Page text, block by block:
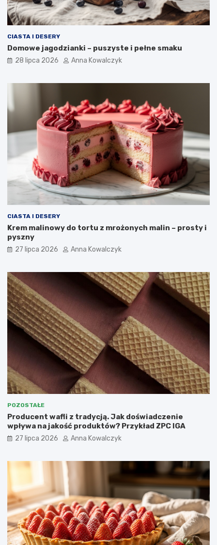
CIASTA I DESERY
Domowe jagodzianki – puszyste i pełne smaku
28 lipca 2026 Anna Kowalczyk
CIASTA I DESERY
Krem malinowy do tortu z mrożonych malin – prosty i
pyszny
27 lipca 2026 Anna Kowalczyk
POZOSTAŁE
Producent wafli z tradycją. Jak doświadczenie
wpływa na jakość produktów? Przykład ZPC IGA
27 lipca 2026 Anna Kowalczyk